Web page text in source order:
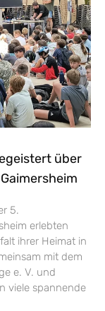
über
5.
erlebten
ihrer Heimat in
mit dem
e. V. und
viele spannende